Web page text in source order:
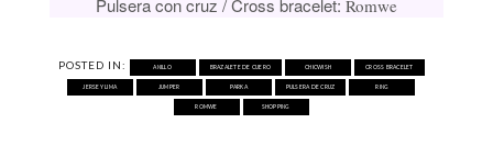
Romwe
POSTED IN: ANILLO BRAZALETE DE CUERO CHICWISH CROSS BRACELET
JERSEY LIMA JUMPER PARKA PULSERA DE CRUZ RING
ROMWE SHOPPING